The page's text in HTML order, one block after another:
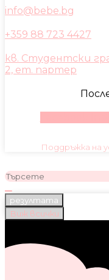
info@bebe.bg
+359 88 723 4427
кв. Студентски
2, ет. партер
Поддръжка на
резултата
Виж всички